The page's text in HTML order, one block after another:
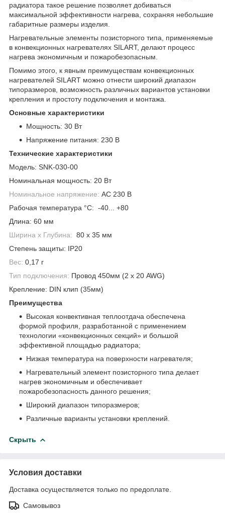
радиатора такое решение позволяет добиваться
максимальной эффективности нагрева, сохраняя небольшие
габаритные размеры изделия.
Нагревательные элементы позисторного типа, применяемые
в конвекционных нагревателях SILART, делают процесс
нагрева экономичным и пожаробезопасным.
Помимо этого, к явным преимуществам конвекционных
нагревателей SILART можно отнести широкий диапазон
типоразмеров, возможность различных вариантов установки
крепления и простоту подключения и монтажа.
Основные характеристики
Мощность: 30 Вт
Напряжение питания: 230 В
Технические характеристики
Модель: SNK-030-00
Номинальная мощность: 20 Вт
Номинальное напряжение: AC 230 В
Рабочая температура °С: -40... +80
Длина: 60 мм
Ширина х Глубина: 80 х 35 мм
Степень защиты: IP20
Вес: 0,17 г
Тип подключения: Провод 450мм (2 х 20 AWG)
Крепление: DIN клип (35мм)
Преимущества
Высокая конвективная теплоотдача обеспечена
формой профиля, разработанной с применением
технологии «конвекционных секций» и большой
эффективной площадью радиатора;
Низкая температура на поверхности нагревателя;
Нагревательный элемент позисторного типа делает
нагрев экономичным и обеспечивает
пожаробезопасность данного решения;
Широкий диапазон типоразмеров;
Различные варианты установки креплений.
Скрыть
Условия доставки
Доставка осуществляется только по предоплате.
Самовывоз